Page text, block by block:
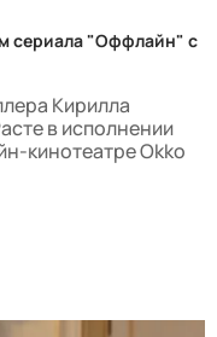
сериала "Оффлайн" с
Кирилла
в исполнении
кинотеатре Okko